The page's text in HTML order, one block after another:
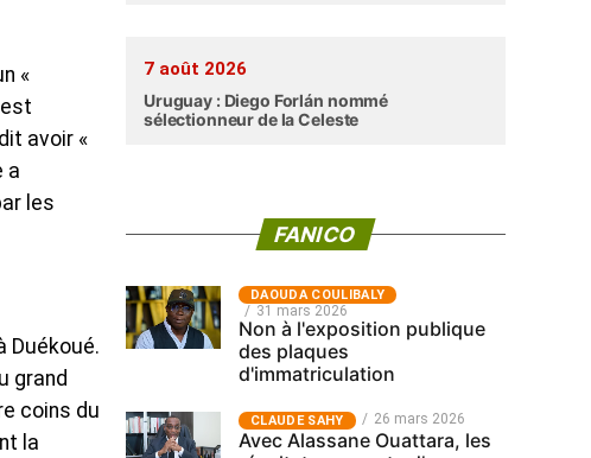
«
avoir «
a
les
Duékoué.
grand
coins du
la
7 août 2026
Uruguay : Diego Forlán nommé
sélectionneur de la Celeste
FANICO
‎DAOUDA COULIBALY
31 mars 2026
Non à l'exposition publique
des plaques
d'immatriculation
CLAUDE SAHY 26 mars 2026
Avec Alassane Ouattara, les